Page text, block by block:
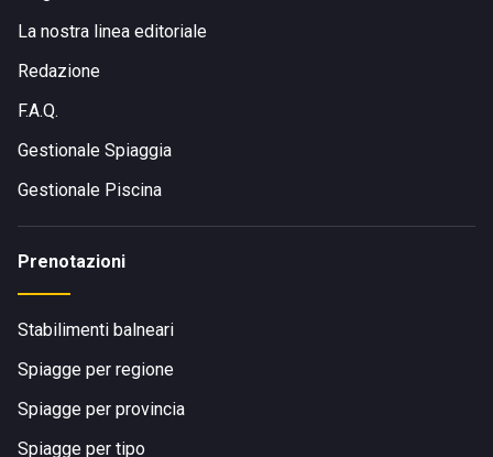
La nostra linea editoriale
Redazione
F.A.Q.
Gestionale Spiaggia
Gestionale Piscina
Prenotazioni
Stabilimenti balneari
Spiagge per regione
Spiagge per provincia
Spiagge per tipo